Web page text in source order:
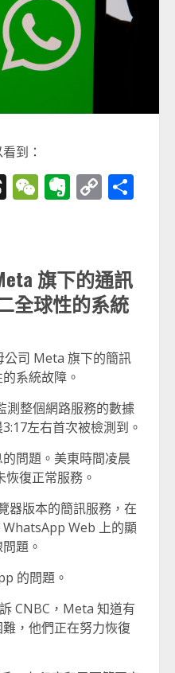
到：
Threads
WeChat
Evernote
Copy
旗下的通訊
全球性的系統
司 Meta 旗下的簡訊
系統故障。
整個網路服務的數據
左右首次被檢測到。
問題。美東時間凌晨
復正常服務。
器版本的簡訊服務，在
Web 上的顯
題。
的問題。
CNBC，Meta 知道有
，他們正在努力恢復